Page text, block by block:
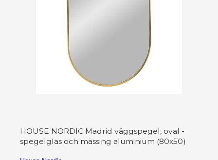
HOUSE NORDIC Madrid väggspegel, oval -
spegelglas och mässing aluminium (80x50)